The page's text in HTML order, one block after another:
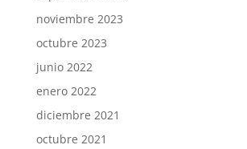
noviembre 2023
octubre 2023
junio 2022
enero 2022
diciembre 2021
octubre 2021